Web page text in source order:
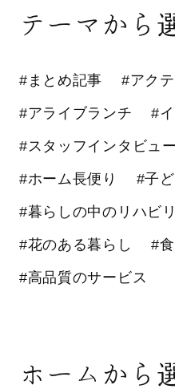
テーマから
#まとめ記事 #アク
#アライブランチ #
#スタッフインタビュー
#ホーム長便り #子
#暮らしの中のリハビリ
#花のある暮らし #
#高品質のサービス
ホームから